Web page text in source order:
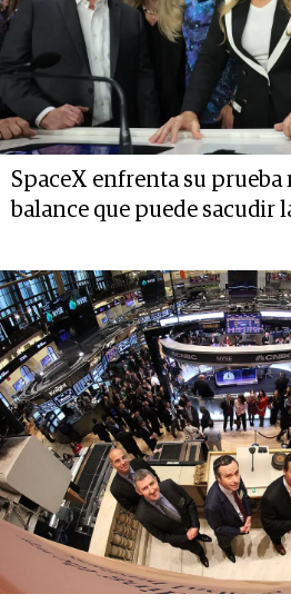
SpaceX enfrenta su prueba
balance que puede sacudir